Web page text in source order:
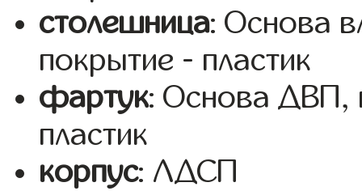
столешница: Основа
покрытие - пластик
фартук: Основа ДВП,
пластик
корпус: ЛДСП